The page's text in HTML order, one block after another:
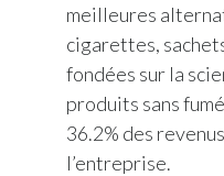
meilleures
cigarettes,
fondées sur la
produits sans
36.2% des
l’entreprise.